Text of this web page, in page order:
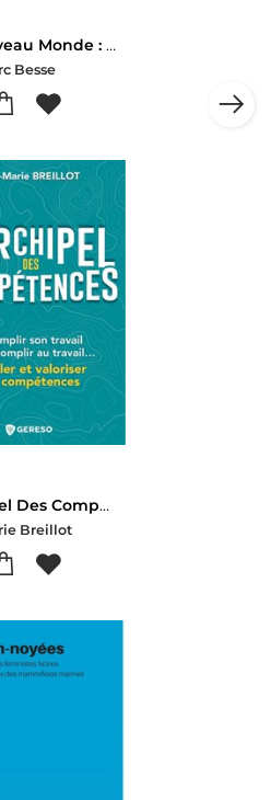
Un Nouveau Monde : Savoirs Et Pratiques Geographiques En Europe Au Xvie Siecle
Besse
L'archipel Des Competences : Accomplir Son Travail Et S'accomplir Au Travail... Reveler Et Valoriser Vos Competences
Breillot